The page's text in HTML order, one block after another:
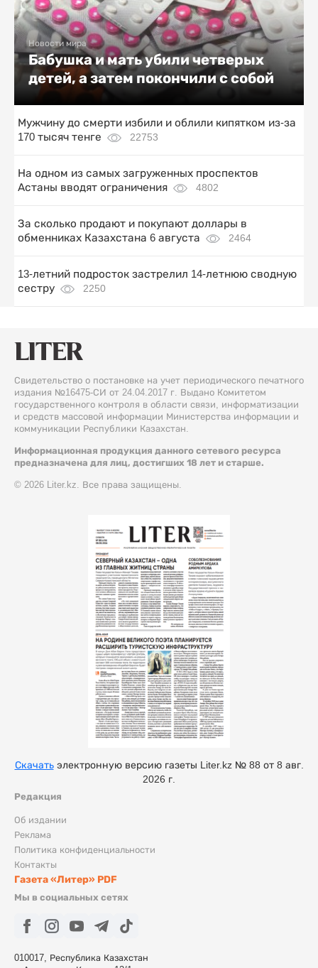
Новости мира
Бабушка и мать убили четверых
детей, а затем покончили с собой
Мужчину до смерти избили и облили кипятком из-за
170 тысяч тенге
22753
На одном из самых загруженных проспектов
Астаны вводят ограничения
4802
За сколько продают и покупают доллары в
обменниках Казахстана 6 августа
2464
13-летний подросток застрелил 14-летнюю сводную
сестру
2250
Свидетельство о постановке на учет периодического печатного
издания №16475-СИ от 24.04.2017 г. Выдано Комитетом
государственного контроля в области связи, информатизации
и средств массовой информации Министерства информации и
коммуникации Республики Казахстан.
Информационная продукция данного сетевого ресурса
предназначена для лиц, достигших 18 лет и старше.
© 2026 Liter.kz. Все права защищены.
Редакция
Об издании
Реклама
Политика конфиденциальности
Контакты
Газета «Литер» PDF
Мы в социальных сетях
010017, Республика Казахстан
Скачатьэлектронную версию газеты Liter.kz № 88 от 8 авг.
2026 г.